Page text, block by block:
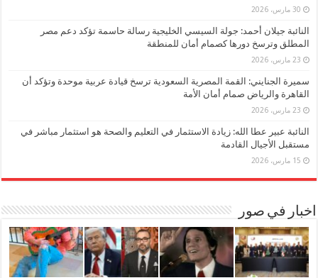
30 مارس، 2026
النائبة جيلان أحمد: جولة السيسي الخليجية رسالة حاسمة تؤكد دعم مصر
المطلق وترسخ دورها كصمام أمان للمنطقة
23 مارس، 2026
سميرة الجنايني: القمة المصرية السعودية ترسخ قيادة عربية موحدة وتؤكد أن
القاهرة والرياض صمام أمان الأمة
23 مارس، 2026
النائبة عبير عطا الله: زيادة الاستثمار في التعليم والصحة هو استثمار مباشر في
مستقبل الأجيال القادمة
15 مارس، 2026
اخبار في صور